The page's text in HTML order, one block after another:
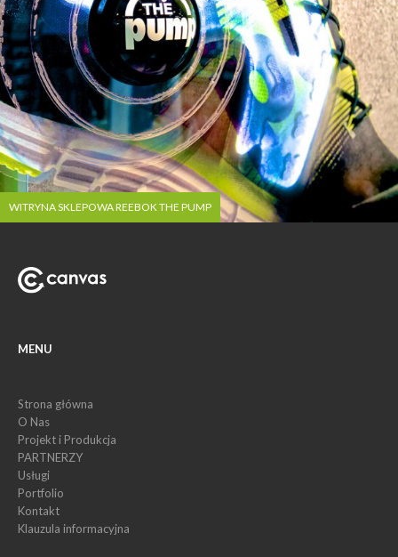
WITRYNA SKLEPOWA REEBOK THE PUMP
MENU
Strona główna
O Nas
Projekt i Produkcja
PARTNERZY
Usługi
Portfolio
Kontakt
Klauzula informacyjna